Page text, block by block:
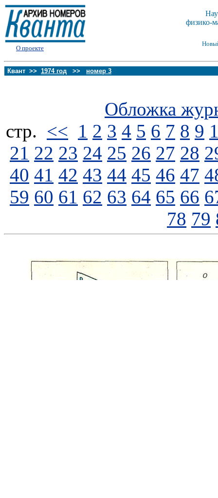
О проекте
физико-
Квант >> 1974 год >> номер 3
Обложка
стp. << 1 2 3 4 5 6 7 8 9
21 22 23 24 25 26 27 28
40 41 42 43 44 45 46 47
59 60 61 62 63 64 65 66
78 79